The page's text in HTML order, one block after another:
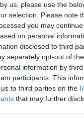
us, please use the
selection. Please note
you may
on personal
disclosed to third
separately opt-out of
information by
participants. This
to third parties on the
that may further
miatt. Elég
akit érdekel, az ma,
Legkevésbé
azon
része a
a nagypapám
hiszen nekem még
van körülöttem a sok